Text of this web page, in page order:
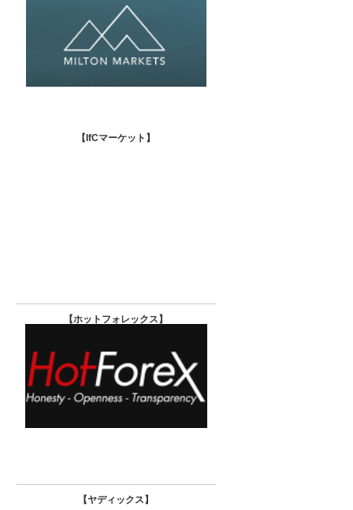
【IfCマーケット 】
【ホットフォレックス】
【ヤディックス】